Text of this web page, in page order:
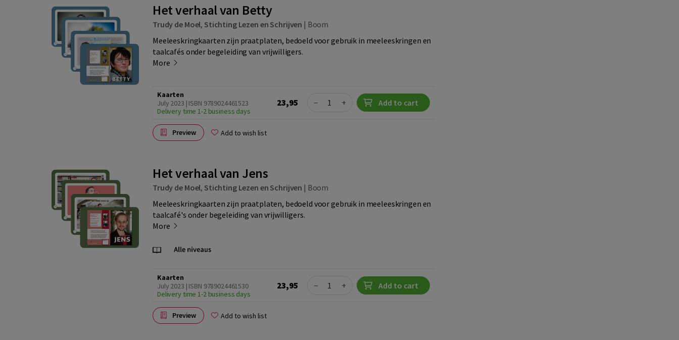
Het verhaal van Betty
Trudy de Moel, Stichting Lezen en Schrijven | Boom
Meeleeskringkaarten zijn praatplaten, bedoeld voor gebruik in meeleeskringen en
taalcafés onder begeleiding van vrijwilligers.
More
Kaarten
July 2023 | ISBN 9789024461523
Delivery time 1-2 business days
23,95 Quantity
− + Add to cart
Preview Add to wish list
Het verhaal van Jens
Trudy de Moel, Stichting Lezen en Schrijven | Boom
Meeleeskringkaarten zijn praatplaten, bedoeld voor gebruik in meeleeskringen en
taalcafé's onder begeleiding van vrijwilligers.
More
Kaarten
July 2023 | ISBN 9789024461530
Delivery time 1-2 business days
23,95 Quantity
− + Add to cart
Preview Add to wish list